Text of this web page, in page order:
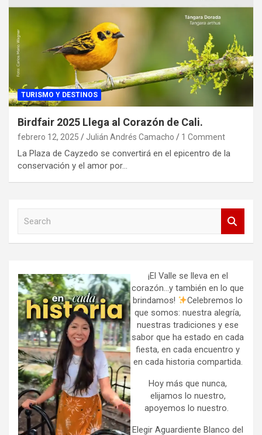
TURISMO Y DESTINOS
Birdfair 2025 Llega al Corazón de Cali.
febrero 12, 2025 Julián Andrés Camacho 1 Comment
La Plaza de Cayzedo se convertirá en el epicentro de la
conservación y el amor por…
h
¡El Valle se lleva en el
corazón…y también en lo que
brindamos!
Celebremos lo
que somos: nuestra alegría,
nuestras tradiciones y ese
sabor que ha estado en cada
fiesta, en cada encuentro y
en cada historia compartida.
Hoy más que nunca,
elijamos lo nuestro,
apoyemos lo nuestro.
Elegir Aguardiente Blanco del